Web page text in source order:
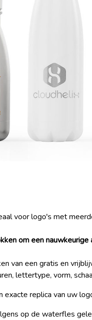
voor logo's met
om een
van een gratis en
lettertype, vorm,
exacte replica van uw
op de waterfles